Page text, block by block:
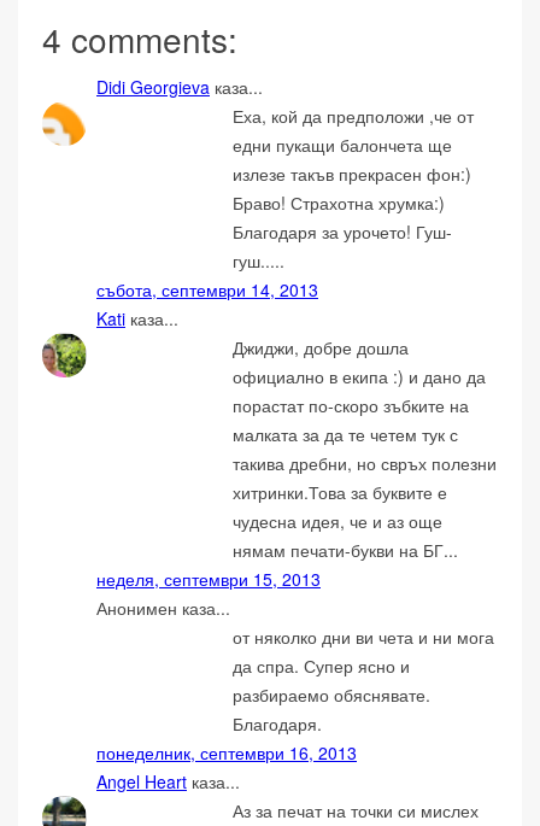
4 comments:
Didi Georgieva каза...
Еха, кой да предположи ,че от
едни пукащи балончета ще
излезе такъв прекрасен фон:)
Браво! Страхотна хрумка:)
Благодаря за урочето! Гуш-
гуш.....
събота, септември 14, 2013
Kati каза...
Джиджи, добре дошла
официално в екипа :) и дано да
порастат по-скоро зъбките на
малката за да те четем тук с
такива дребни, но свръх полезни
хитринки.Това за буквите е
чудесна идея, че и аз още
нямам печати-букви на БГ...
неделя, септември 15, 2013
Анонимен каза...
от няколко дни ви чета и ни мога
да спра. Супер ясно и
разбираемо обяснявате.
Благодаря.
понеделник, септември 16, 2013
Angel Heart каза...
Аз за печат на точки си мислех